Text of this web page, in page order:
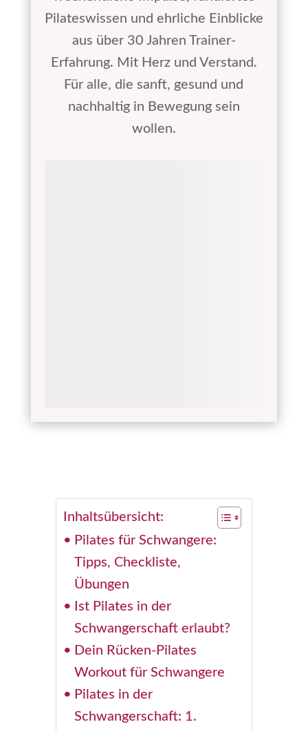
Pilateswissen und ehrliche Einblicke
aus über 30 Jahren Trainer-
Erfahrung. Mit Herz und Verstand.
Für alle, die sanft, gesund und
nachhaltig in Bewegung sein
wollen.
Inhaltsübersicht:
Pilates für Schwangere:
Tipps, Checkliste,
Übungen
Ist Pilates in der
Schwangerschaft erlaubt?
Dein Rücken-Pilates
Workout für Schwangere
Pilates in der
Schwangerschaft: 1.